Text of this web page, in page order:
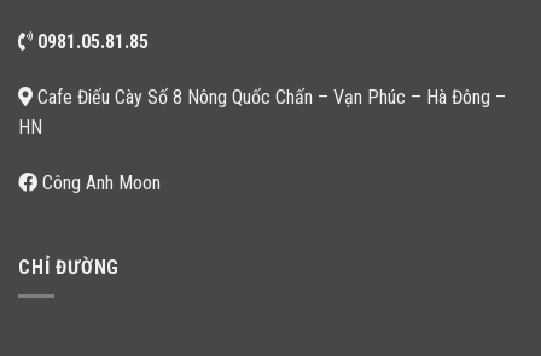
0981.05.81.85
Cafe Điếu Cày Số 8 Nông Quốc Chấn – Vạn Phúc – Hà Đông –
HN
Công Anh Moon
CHỈ ĐƯỜNG